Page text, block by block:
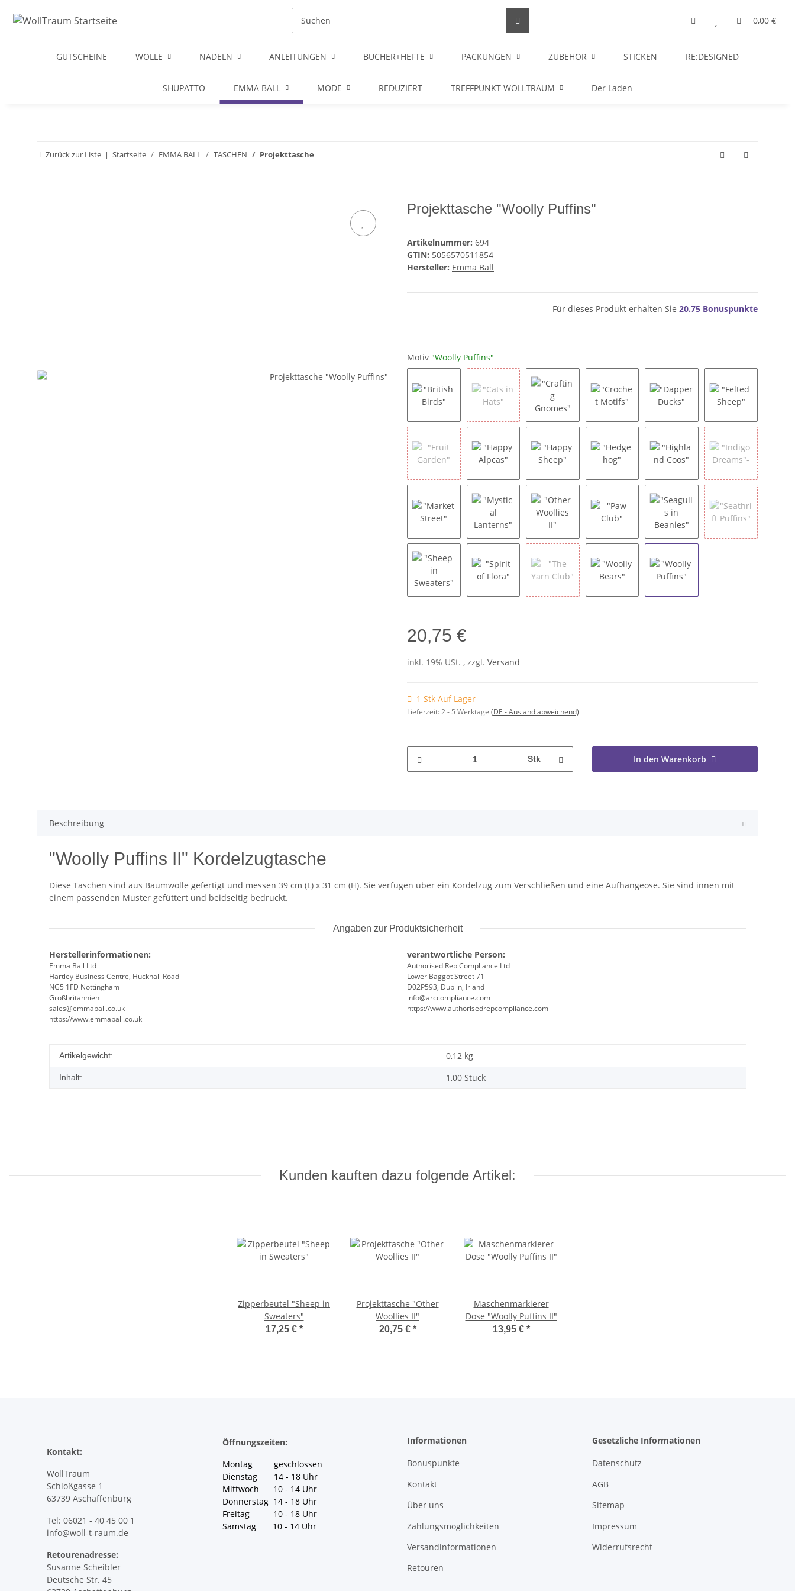
0,00 €
GUTSCHEINE WOLLE NADELN ANLEITUNGEN BÜCHER+HEFTE PACKUNGEN ZUBEHÖR STICKEN RE:DESIGNED
SHUPATTO EMMA BALL MODE REDUZIERT TREFFPUNKT WOLLTRAUM Der Laden
Zurück zur Liste Startseite EMMA BALL TASCHEN Projekttasche
Projekttasche "Woolly Puffins"
Artikelnummer: 694
GTIN: 5056570511854
Hersteller: Emma Ball
Für dieses Produkt erhalten Sie 20.75 Bonuspunkte
Motiv "Woolly Puffins"
"British Birds" "Cats in Hats" "Crafting Gnomes""Crochet Motifs""Dapper Ducks""Felted Sheep"
"Fruit Garden""Happy Alpcas""Happy Sheep""Hedgehog" "Highland Coos""Indigo
"Market Street""Mystical Lanterns""Other Woollies II""Paw Club" "Seagulls in Beanies"
20,75 €
inkl. 19% USt. , zzgl. Versand
1 Stk Auf Lager
Lieferzeit:2 - 5 Werktage (DE - Ausland abweichend)
Stk In den Warenkorb
Beschreibung
"Woolly Puffins II" Kordelzugtasche
Diese Taschen sind aus Baumwolle gefertigt und messen 39 cm (L) x 31 cm (H). Sie verfügen über ein Kordelzug zum Verschließen und eine Aufhängeöse. Sie sind innen mit
einem passenden Muster gefüttert und beidseitig bedruckt.
Angaben zur Produktsicherheit
Herstellerinformationen:
Emma Ball Ltd
Hartley Business Centre, Hucknall Road
NG5 1FD Nottingham
Großbritannien
sales@emmaball.co.uk
https://www.emmaball.co.uk
verantwortliche Person:
Authorised Rep Compliance Ltd
Lower Baggot Street 71
D02P593, Dublin, Irland
info@arccompliance.com
https://www.authorisedrepcompliance.com
Produkteigenschaft
Wert
Artikelgewicht: 0,12 kg
Inhalt: 1,00 Stück
Kunden kauften dazu folgende Artikel:
Zipperbeutel "Sheep in
Sweaters"
17,25 € *
Projekttasche "Other
Woollies II"
20,75 € *
Maschenmarkierer
Dose "Woolly Puffins II"
13,95 € *
Kontakt:
WollTraum
Schloßgasse 1
63739 Aschaffenburg
Tel: 06021 - 40 45 00 1
info@woll-t-raum.de
Retourenadresse:
Susanne Scheibler
Deutsche Str. 45
Öffnungszeiten:
Montag geschlossen
Dienstag 14 - 18 Uhr
Mittwoch 10 - 14 Uhr
Donnerstag 14 - 18 Uhr
Freitag 10 - 18 Uhr
Samstag 10 - 14 Uhr
Informationen
Bonuspunkte
Kontakt
Über uns
Zahlungsmöglichkeiten
Versandinformationen
Retouren
Gesetzliche Informationen
Datenschutz
AGB
Sitemap
Impressum
Widerrufsrecht